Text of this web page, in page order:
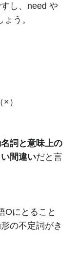
し、need や
う。
）
詞と意味上の
間違いだと言
Oにとること
の不定詞がき